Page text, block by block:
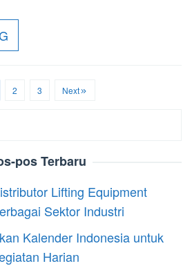
2 3 Next
pos Terbaru
Lifting Equipment
Sektor Industri
Kalender Indonesia untuk
Harian